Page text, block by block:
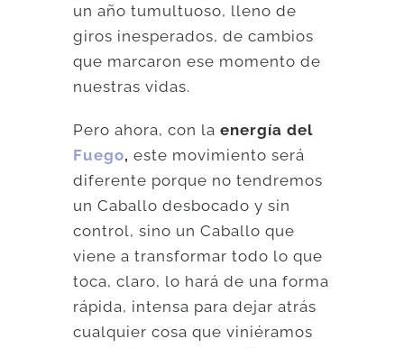
un año tumultuoso, lleno de
giros inesperados, de cambios
que marcaron ese momento de
nuestras vidas.
Pero ahora, con laenergía del
Fuego, este movimiento será
diferente porque no tendremos
un Caballo desbocado y sin
control, sino un Caballo que
viene a transformar todo lo que
toca, claro, lo hará de una forma
rápida, intensa para dejar atrás
cualquier cosa que viniéramos